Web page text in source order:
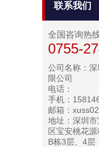
联系我们
全国咨询热
0755-
公司名称：
限公司
电话：
手机：
邮箱：
地址：深圳
区宝安桃花
B栋3层、4层